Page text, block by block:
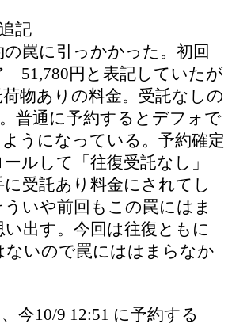
記
罠に引っかかった。初回
51,780円と表記していたが
物ありの料金。受託なしの
普通に予約するとデフォで
うになっている。予約確定
ルして「往復受託なし」
受託あり料金にされてし
いや前回もこの罠にはま
出す。今回は往復ともに
ないので罠にははまらなか
今10/9 12:51 に予約する